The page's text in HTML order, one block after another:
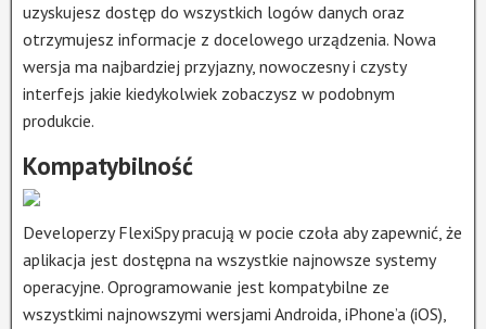
uzyskujesz dostęp do wszystkich logów danych oraz
otrzymujesz informacje z docelowego urządzenia. Nowa
wersja ma najbardziej przyjazny, nowoczesny i czysty
interfejs jakie kiedykolwiek zobaczysz w podobnym
produkcie.
Kompatybilność
Developerzy FlexiSpy pracują w pocie czoła aby zapewnić, że
aplikacja jest dostępna na wszystkie najnowsze systemy
operacyjne. Oprogramowanie jest kompatybilne ze
wszystkimi najnowszymi wersjami Androida, iPhone’a (iOS),